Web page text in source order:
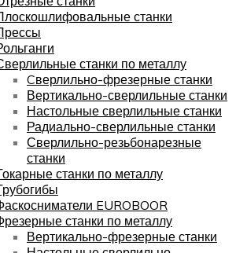
станки
станки по металлу
Cверлильно-фрезерные станки
Вертикально-сверлильные станки
Настольные сверлильные станки
Радиально-сверлильные станки
Сверлильно-резьбонарезные
станки
станки по металлу
EUROBOOR
станки по металлу
Вертикально-фрезерные станки